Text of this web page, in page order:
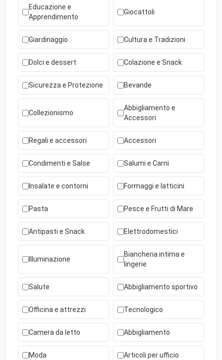
Educazione e
Apprendimento
Giocattoli
Giardinaggio Cultura e Tradizioni
Dolci e dessert Colazione e Snack
Sicurezza e Protezione Bevande
Collezionismo
Abbigliamento e
Accessori
Regali e accessori Accessori
Condimenti e Salse Salumi e Carni
Insalate e contorni Formaggi e latticini
Pasta Pesce e Frutti di Mare
Antipasti e Snack Elettrodomestici
Illuminazione
Biancheria intima e
lingerie
Salute Abbigliamento sportivo
Officina e attrezzi Tecnologico
Camera da letto Abbigliamento
Moda Articoli per ufficio